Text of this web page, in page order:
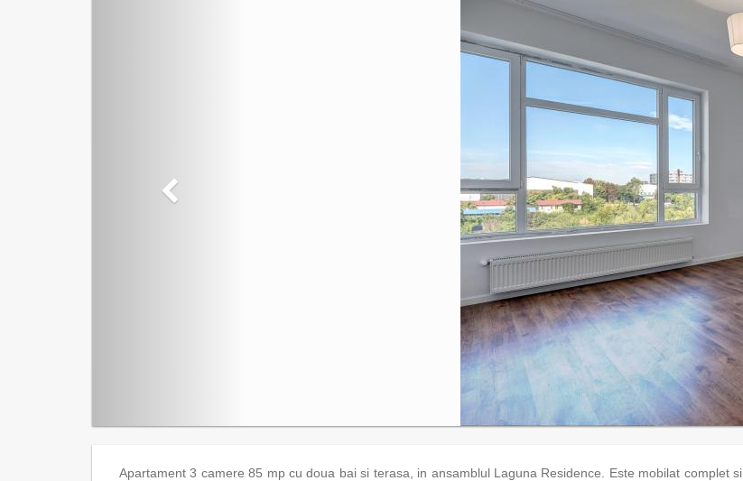
Apartament 3 camere 85 mp cu doua bai si terasa, in ansamblul Laguna Residence. Este mobilat complet si